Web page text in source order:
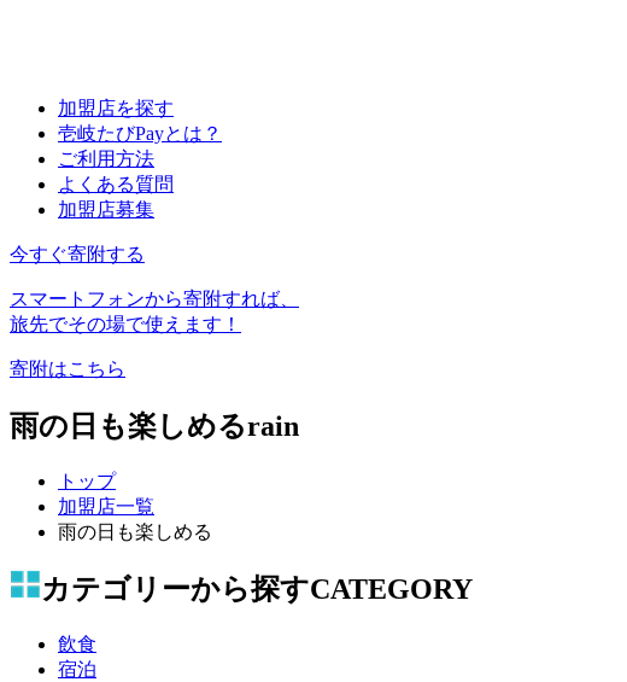
加盟店を探す
壱岐たびPayとは？
ご利用方法
よくある質問
加盟店募集
今すぐ寄附する
スマートフォンから寄附すれば、
旅先でその場で使えます！
寄附はこちら
雨の日も楽しめるrain
トップ
加盟店一覧
雨の日も楽しめる
カテゴリーから探すCATEGORY
飲食
宿泊